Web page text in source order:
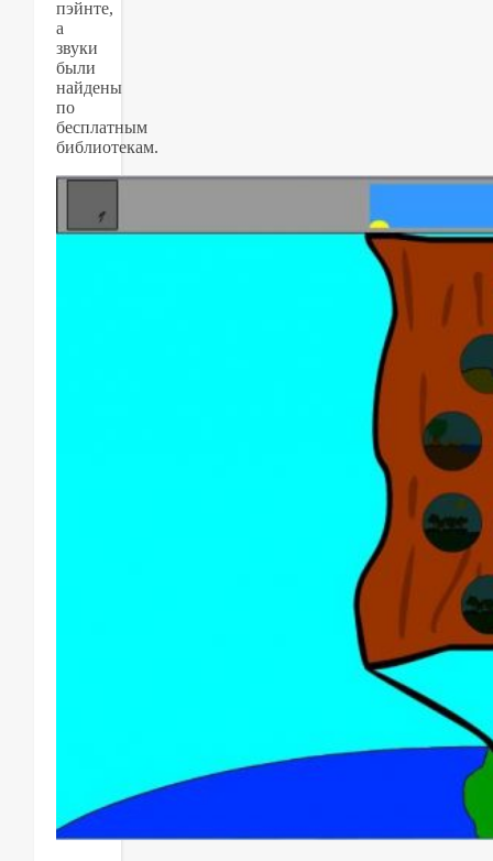
пэйнте,
а
звуки
были
найдены
по
бесплатным
библиотекам.